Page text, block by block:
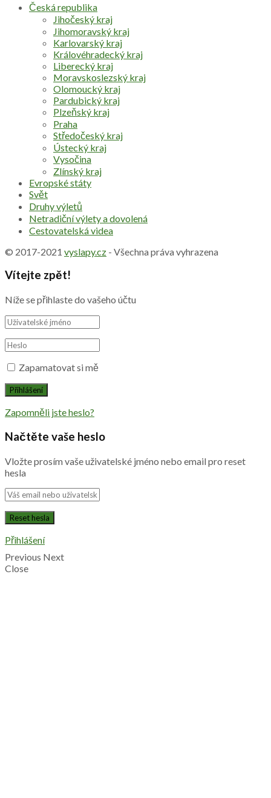
Česká republika
Jihočeský kraj
Jihomoravský kraj
Karlovarský kraj
Královéhradecký kraj
Liberecký kraj
Moravskoslezský kraj
Olomoucký kraj
Pardubický kraj
Plzeňský kraj
Praha
Středočeský kraj
Ústecký kraj
Vysočina
Zlínský kraj
Evropské státy
Svět
Druhy výletů
Netradiční výlety a dovolená
Cestovatelská videa
© 2017-2021 vyslapy.cz - Všechna práva vyhrazena
Vítejte zpět!
Níže se přihlaste do vašeho účtu
Zapamatovat si mě
Zapomněli jste heslo?
Načtěte vaše heslo
Vložte prosím vaše uživatelské jméno nebo email pro reset
hesla
Přihlášení
Previous Next
Close